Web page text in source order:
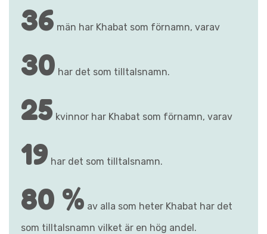
36 män har Khabat som förnamn, varav
30 har det som tilltalsnamn.
25 kvinnor har Khabat som förnamn, varav
19 har det som tilltalsnamn.
80 % av alla som heter Khabat har det
som tilltalsnamn vilket är en hög andel.